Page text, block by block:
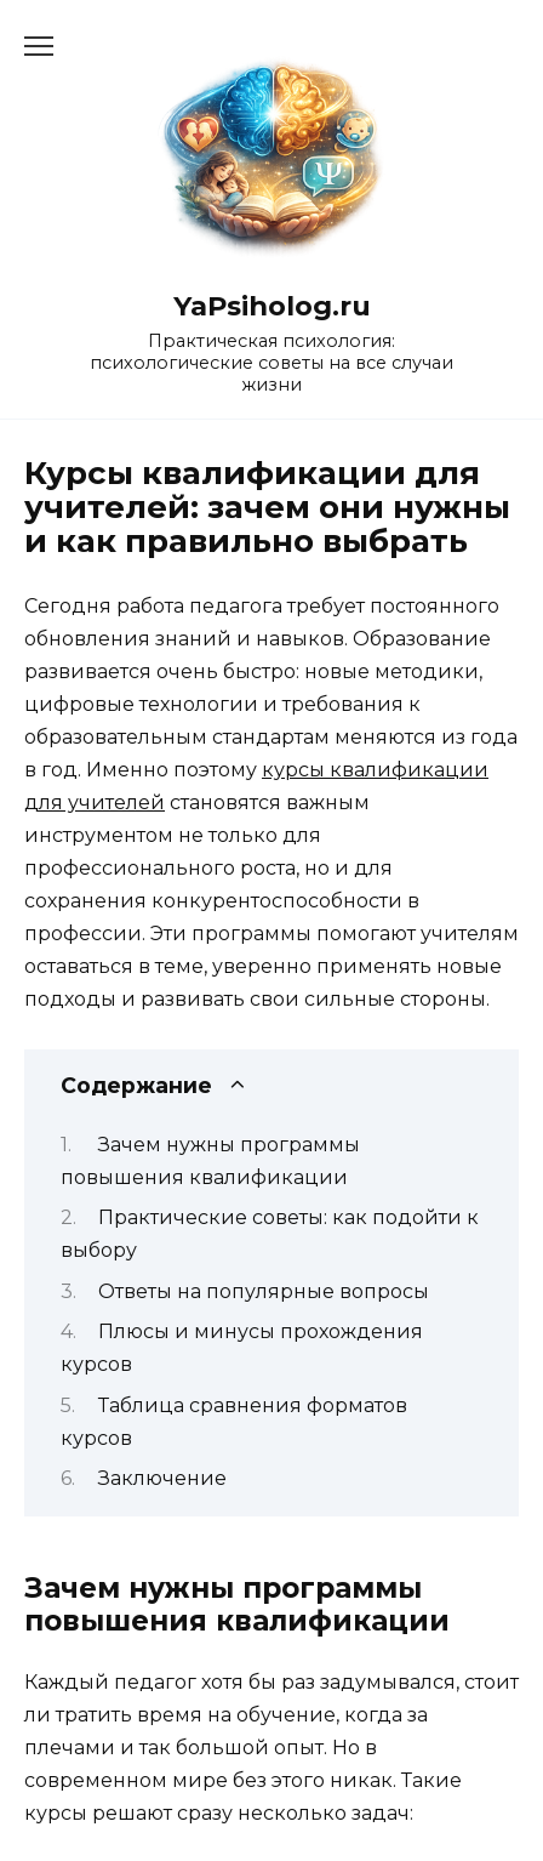
YaPsiholog.ru
Практическая психология:
психологические советы на все случаи
жизни
Курсы квалификации для
учителей: зачем они нужны
и как правильно выбрать
Сегодня работа педагога требует постоянного
обновления знаний и навыков. Образование
развивается очень быстро: новые методики,
цифровые технологии и требования к
образовательным стандартам меняются из года
в год. Именно поэтому курсы квалификации
для учителей становятся важным
инструментом не только для
профессионального роста, но и для
сохранения конкурентоспособности в
профессии. Эти программы помогают учителям
оставаться в теме, уверенно применять новые
подходы и развивать свои сильные стороны.
Содержание
Зачем нужны программы
повышения квалификации
Практические советы: как подойти к
выбору
Ответы на популярные вопросы
Плюсы и минусы прохождения
курсов
Таблица сравнения форматов
курсов
Заключение
Зачем нужны программы
повышения квалификации
Каждый педагог хотя бы раз задумывался, стоит
ли тратить время на обучение, когда за
плечами и так большой опыт. Но в
современном мире без этого никак. Такие
курсы решают сразу несколько задач: